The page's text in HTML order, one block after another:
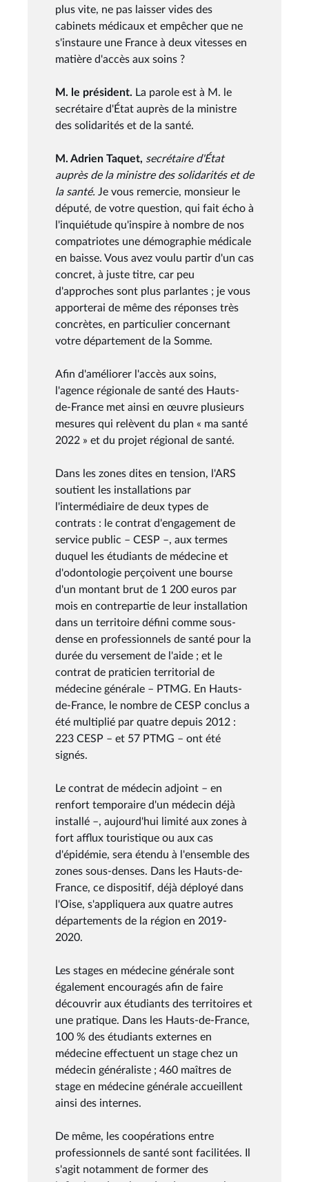
plus vite, ne pas laisser vides des
cabinets médicaux et empêcher que ne
s'instaure une France à deux vitesses en
matière d'accès aux soins ?
M. le président. La parole est à M. le
secrétaire d'État auprès de la ministre
des solidarités et de la santé.
M. Adrien Taquet, secrétaire d'État
auprès de la ministre des solidarités et de
la santé. Je vous remercie, monsieur le
député, de votre question, qui fait écho à
l'inquiétude qu'inspire à nombre de nos
compatriotes une démographie médicale
en baisse. Vous avez voulu partir d'un cas
concret, à juste titre, car peu
d'approches sont plus parlantes ; je vous
apporterai de même des réponses très
concrètes, en particulier concernant
votre département de la Somme.
Afin d'améliorer l'accès aux soins,
l'agence régionale de santé des Hauts-
de-France met ainsi en œuvre plusieurs
mesures qui relèvent du plan « ma santé
2022 » et du projet régional de santé.
Dans les zones dites en tension, l'ARS
soutient les installations par
l'intermédiaire de deux types de
contrats : le contrat d'engagement de
service public – CESP –, aux termes
duquel les étudiants de médecine et
d'odontologie perçoivent une bourse
d'un montant brut de 1 200 euros par
mois en contrepartie de leur installation
dans un territoire défini comme sous-
dense en professionnels de santé pour la
durée du versement de l'aide ; et le
contrat de praticien territorial de
médecine générale – PTMG. En Hauts-
de-France, le nombre de CESP conclus a
été multiplié par quatre depuis 2012 :
223 CESP – et 57 PTMG – ont été
signés.
Le contrat de médecin adjoint – en
renfort temporaire d'un médecin déjà
installé –, aujourd'hui limité aux zones à
fort afflux touristique ou aux cas
d'épidémie, sera étendu à l'ensemble des
zones sous-denses. Dans les Hauts-de-
France, ce dispositif, déjà déployé dans
l'Oise, s'appliquera aux quatre autres
départements de la région en 2019-
2020.
Les stages en médecine générale sont
également encouragés afin de faire
découvrir aux étudiants des territoires et
une pratique. Dans les Hauts-de-France,
100 % des étudiants externes en
médecine effectuent un stage chez un
médecin généraliste ; 460 maîtres de
stage en médecine générale accueillent
ainsi des internes.
De même, les coopérations entre
professionnels de santé sont facilitées. Il
s'agit notamment de former des